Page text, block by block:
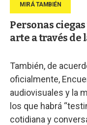
Personas
arte a través de
También, de
oficialmente,
audiovisuales y la
los que habrá
cotidiana y